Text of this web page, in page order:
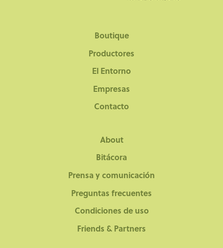
Boutique
Productores
El Entorno
Empresas
Contacto
About
Bitácora
Prensa y comunicación
Preguntas frecuentes
Condiciones de uso
Friends & Partners